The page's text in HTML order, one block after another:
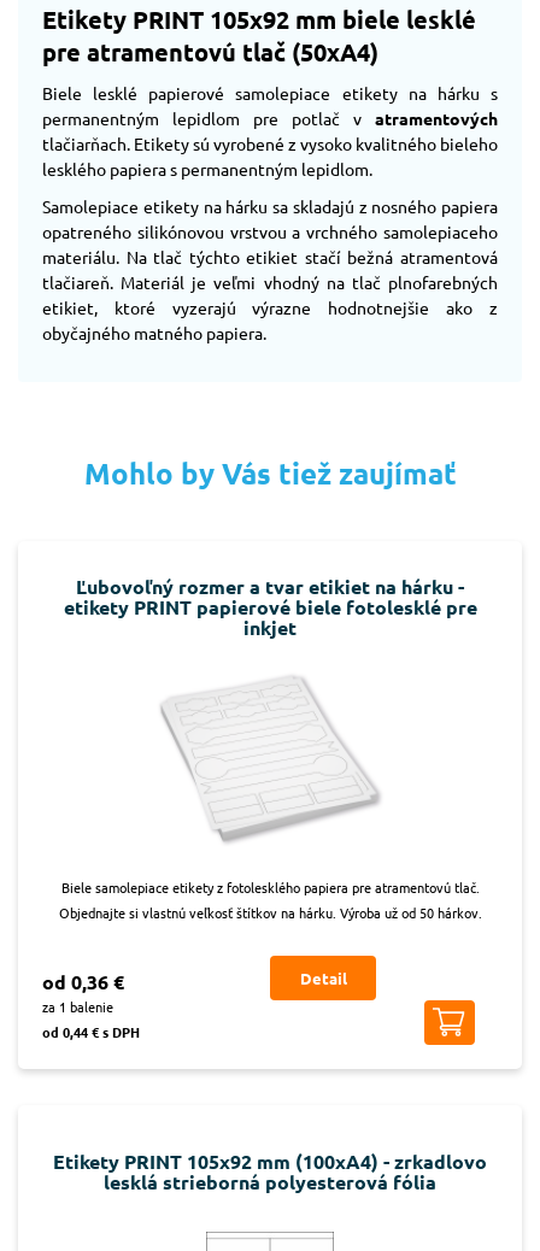
Etikety PRINT 105x92 mm biele lesklé
pre atramentovú tlač (50xA4)
Biele lesklé papierové samolepiace etikety na hárku s
permanentným lepidlom pre potlač v atramentových
tlačiarňach. Etikety sú vyrobené z vysoko kvalitného bieleho
lesklého papiera s permanentným lepidlom.
Samolepiace etikety na hárku sa skladajú z nosného papiera
opatreného silikónovou vrstvou a vrchného samolepiaceho
materiálu. Na tlač týchto etikiet stačí bežná atramentová
tlačiareň. Materiál je veľmi vhodný na tlač plnofarebných
etikiet, ktoré vyzerajú výrazne hodnotnejšie ako z
obyčajného matného papiera.
Mohlo by Vás tiež zaujímať
Ľubovoľný rozmer a tvar etikiet na hárku -
etikety PRINT papierové biele fotolesklé pre
inkjet
Biele samolepiace etikety z fotolesklého papiera pre atramentovú tlač.
Objednajte si vlastnú veľkosť štítkov na hárku. Výroba už od 50 hárkov.
od 0,36 €
za 1 balenie
od 0,44 € s DPH
Detail
Etikety PRINT 105x92 mm (100xA4) - zrkadlovo
lesklá strieborná polyesterová fólia